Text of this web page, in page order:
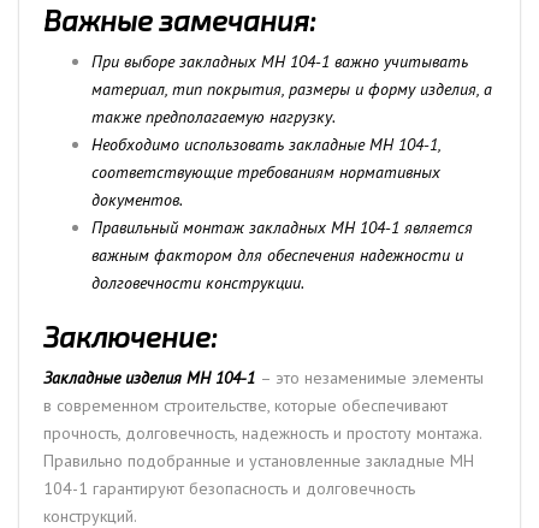
Важные замечания:
При выборе закладных МН 104-1 важно учитывать
материал, тип покрытия, размеры и форму изделия, а
также предполагаемую нагрузку.
Необходимо использовать закладные МН 104-1,
соответствующие требованиям нормативных
документов.
Правильный монтаж закладных МН 104-1 является
важным фактором для обеспечения надежности и
долговечности конструкции.
Заключение:
Закладные изделия МН 104-1 – это незаменимые элементы
в современном строительстве, которые обеспечивают
прочность, долговечность, надежность и простоту монтажа.
Правильно подобранные и установленные закладные МН
104-1 гарантируют безопасность и долговечность
конструкций.